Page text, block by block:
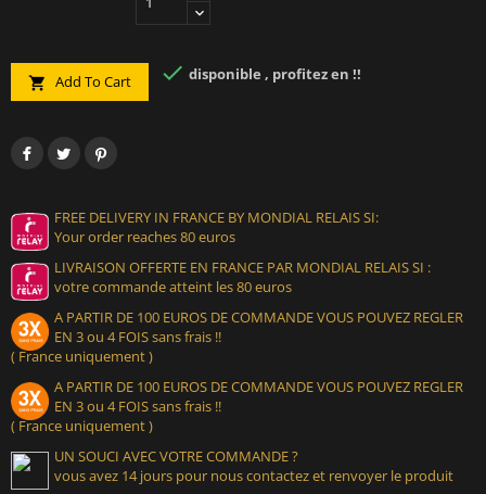
 Add To Cart  disponible , profitez en !!
FREE DELIVERY IN FRANCE BY MONDIAL RELAIS SI:
Your order reaches 80 euros
LIVRAISON OFFERTE EN FRANCE PAR MONDIAL RELAIS SI :
votre commande atteint les 80 euros
A PARTIR DE 100 EUROS DE COMMANDE VOUS POUVEZ REGLER
EN 3 ou 4 FOIS sans frais !!
( France uniquement )
A PARTIR DE 100 EUROS DE COMMANDE VOUS POUVEZ REGLER
EN 3 ou 4 FOIS sans frais !!
( France uniquement )
UN SOUCI AVEC VOTRE COMMANDE ?
vous avez 14 jours pour nous contactez et renvoyer le produit